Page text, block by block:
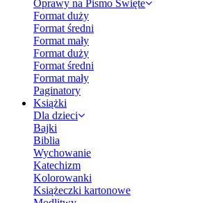
Oprawy na Pismo Święte
Format duży
Format średni
Format mały
Format duży
Format średni
Format mały
Paginatory
Książki
Dla dzieci
Bajki
Biblia
Wychowanie
Katechizm
Kolorowanki
Książeczki kartonowe